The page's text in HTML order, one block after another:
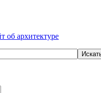
об архитектуре